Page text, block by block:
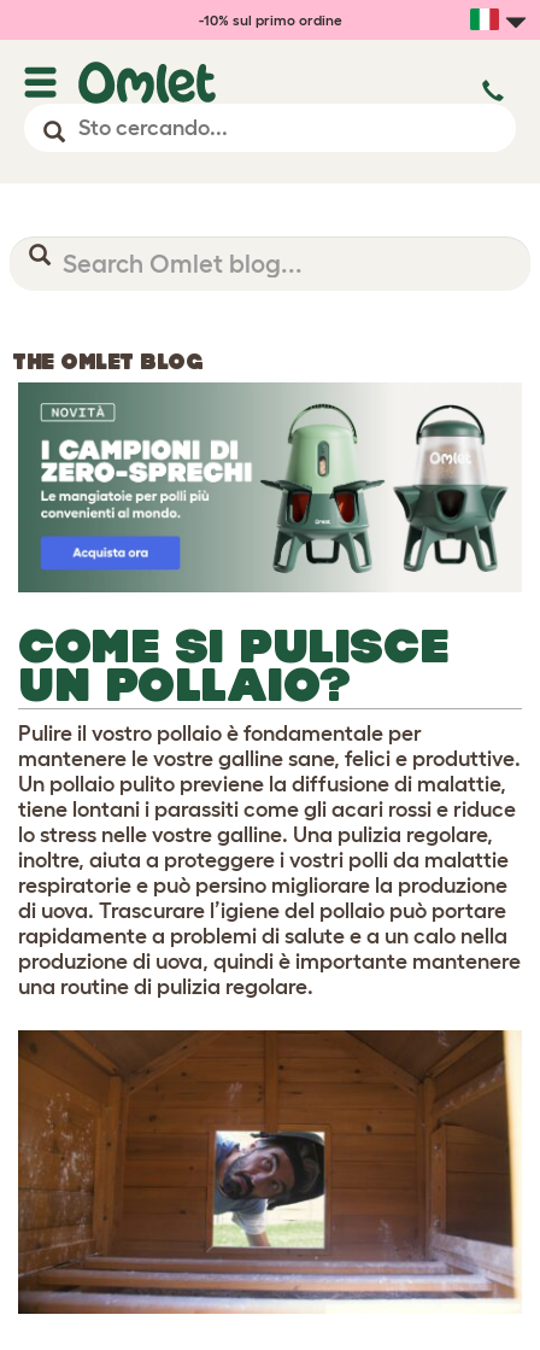
-10% sul primo ordine
THE OMLET BLOG
COME SI PULISCE
UN POLLAIO?
Pulire il vostro pollaio è fondamentale per
mantenere le vostre galline sane, felici e produttive.
Un pollaio pulito previene la diffusione di malattie,
tiene lontani i parassiti come gli acari rossi e riduce
lo stress nelle vostre galline. Una pulizia regolare,
inoltre, aiuta a proteggere i vostri polli da malattie
respiratorie e può persino migliorare la produzione
di uova. Trascurare l’igiene del pollaio può portare
rapidamente a problemi di salute e a un calo nella
produzione di uova, quindi è importante mantenere
una routine di pulizia regolare.